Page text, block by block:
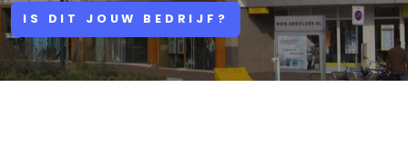
IS DIT JOUW BEDRIJF?